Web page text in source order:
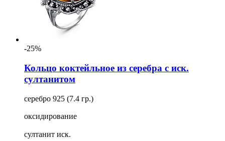
-25%
Кольцо коктейльное из серебра с иск.
султанитом
серебро 925 (7.4 гр.)
оксидирование
султанит иск.